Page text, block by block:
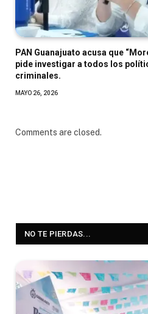
PAN Guanajuato acusa que
pide investigar a todos los
criminales.
MAYO 26, 2026
Comments are closed.
NO TE PIERDAS...